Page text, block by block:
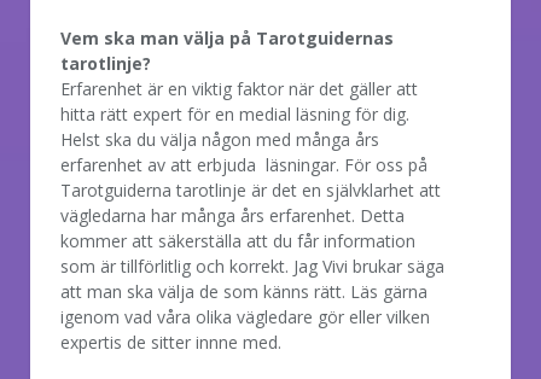
Vem ska man välja på Tarotguidernas
tarotlinje?
Erfarenhet är en viktig faktor när det gäller att
hitta rätt expert för en medial läsning för dig.
Helst ska du välja någon med många års
erfarenhet av att erbjuda läsningar. För oss på
Tarotguiderna tarotlinje är det en självklarhet att
vägledarna har många års erfarenhet. Detta
kommer att säkerställa att du får information
som är tillförlitlig och korrekt. Jag Vivi brukar säga
att man ska välja de som känns rätt. Läs gärna
igenom vad våra olika vägledare gör eller vilken
expertis de sitter innne med.